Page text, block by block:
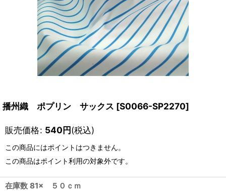
播州織 ポプリン サックス [S0066-SP2270]
販売価格: 540円(税込)
この商品にはポイントはつきません。
この商品はポイント利用の対象外です。
在庫数 81× ５０ｃｍ